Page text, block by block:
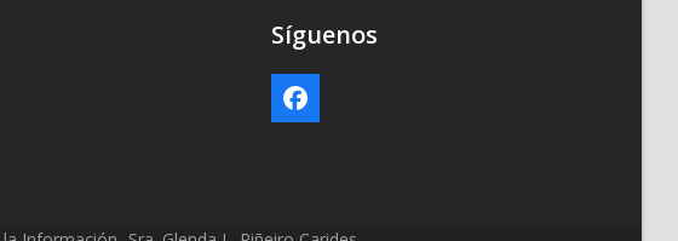
Síguenos
Facebook